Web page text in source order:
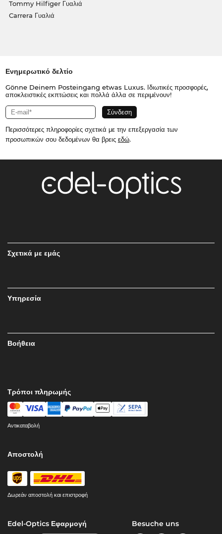
Tommy Hilfiger Γυαλιά
Carrera Γυαλιά
Ενημερωτικό δελτίο
Gönne Deinem Posteingang etwas Luxus. Ιδιωτικές προσφορές,
αποκλειστικές εκπτώσεις και πολλά άλλα σε περιμένουν!
Περισσότερες πληροφορίες σχετικά με την επεξεργασία των
προσωπικών σου δεδομένων θα βρεις εδώ.
Σχετικά με εμάς
Υπηρεσία
Βοήθεια
Τρόποι πληρωμής
Αντικαταβολή
Αποστολή
Δωρεάν αποστολή και επιστροφή
Edel-Optics Εφαρμογή Besuche uns